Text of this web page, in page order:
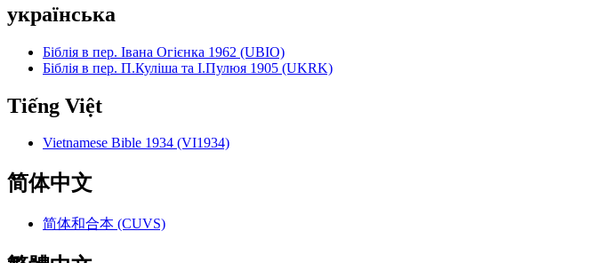
українська
Біблія в пер. Івана Огієнка 1962 (UBIO)
Біблія в пер. П.Куліша та І.Пулюя 1905 (UKRK)
Tiếng Việt
Vietnamese Bible 1934 (VI1934)
简体中文
简体和合本 (CUVS)